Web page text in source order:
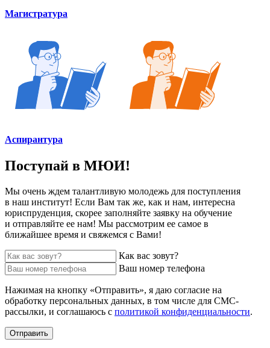
Магистратура
Аспирантура
Поступай в МЮИ!
Мы очень ждем талантливую молодежь для поступления
в наш институт! Если Вам так же, как и нам, интересна
юриспруденция, скорее заполняйте заявку на обучение
и отправляйте ее нам! Мы рассмотрим ее самое в
ближайшее время и свяжемся с Вами!
Как вас зовут?
Ваш номер телефона
Нажимая на кнопку «Отправить», я даю согласие на
обработку персональных данных, в том числе для СМС-
рассылки, и соглашаюсь с политикой конфиденциальности.
Отправить